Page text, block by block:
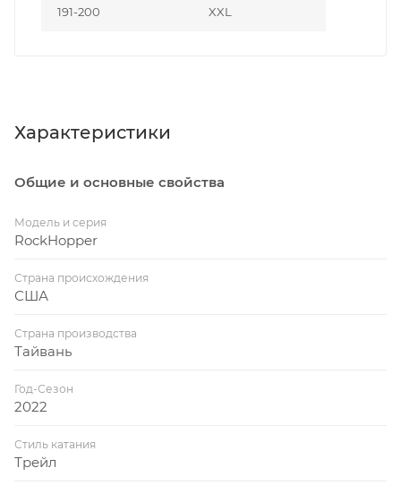
191-200 XXL
Характеристики
Общие и основные свойства
Модель и серия
RockHopper
Страна происхождения
США
Страна производства
Тайвань
Год-Сезон
2022
Стиль катания
Трейл